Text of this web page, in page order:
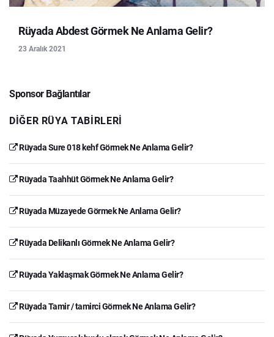
Rüyada Abdest Görmek Ne Anlama Gelir?
23 Aralık 2021
Sponsor Bağlantılar
DIĞER RÜYA TABIRLERI
Rüyada Sure 018 kehf Görmek Ne Anlama Gelir?
Rüyada Taahhüt Görmek Ne Anlama Gelir?
Rüyada Müzayede Görmek Ne Anlama Gelir?
Rüyada Delikanlı Görmek Ne Anlama Gelir?
Rüyada Yaklaşmak Görmek Ne Anlama Gelir?
Rüyada Tamir / tamirci Görmek Ne Anlama Gelir?